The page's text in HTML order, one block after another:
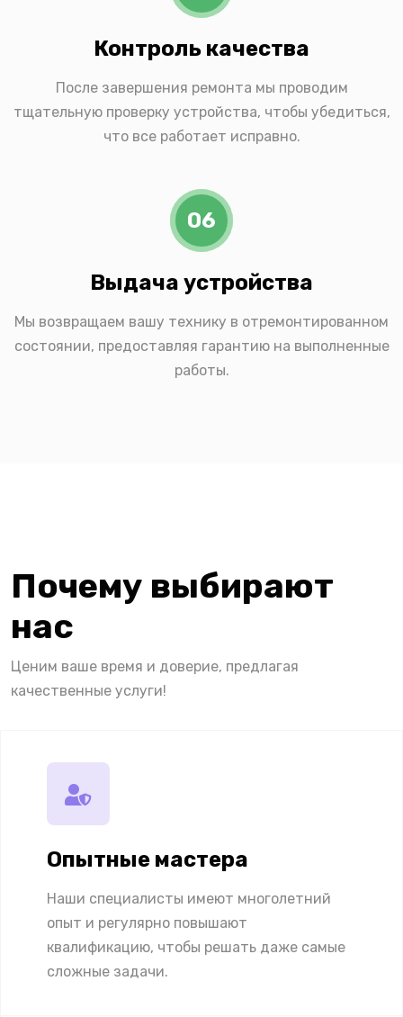
Контроль качества
После завершения ремонта мы проводим
тщательную проверку устройства, чтобы убедиться,
что все работает исправно.
06
Выдача устройства
Мы возвращаем вашу технику в отремонтированном
состоянии, предоставляя гарантию на выполненные
работы.
Почему выбирают
нас
Ценим ваше время и доверие, предлагая
качественные услуги!
Опытные мастера
Наши специалисты имеют многолетний
опыт и регулярно повышают
квалификацию, чтобы решать даже самые
сложные задачи.